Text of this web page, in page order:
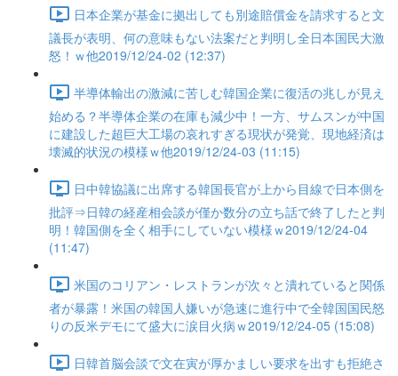
日本企業が基金に拠出しても別途賠償金を請求すると文
議長が表明、何の意味もない法案だと判明し全日本国民大激
怒！ｗ他2019/12/24-02 (12:37)
半導体輸出の激減に苦しむ韓国企業に復活の兆しが見え
始める？半導体企業の在庫も減少中！一方、サムスンが中国
に建設した超巨大工場の哀れすぎる現状が発覚、現地経済は
壊滅的状況の模様ｗ他2019/12/24-03 (11:15)
日中韓協議に出席する韓国長官が上から目線で日本側を
批評⇒日韓の経産相会談が僅か数分の立ち話で終了したと判
明！韓国側を全く相手にしていない模様ｗ2019/12/24-04
(11:47)
米国のコリアン・レストランが次々と潰れていると関係
者が暴露！米国の韓国人嫌いが急速に進行中で全韓国国民怒
りの反米デモにて盛大に涙目火病ｗ2019/12/24-05 (15:08)
日韓首脳会談で文在寅が厚かましい要求を出すも拒絶さ